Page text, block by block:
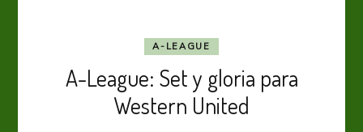
A-LEAGUE
A-League: Set y gloria para
Western United